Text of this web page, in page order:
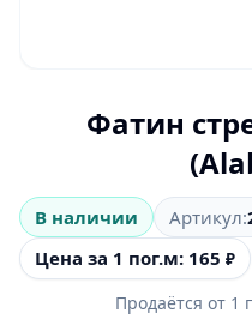
Фатин
В наличии Артикул:
Цена за 1 пог.м: 165 ₽
Продаётся от 1